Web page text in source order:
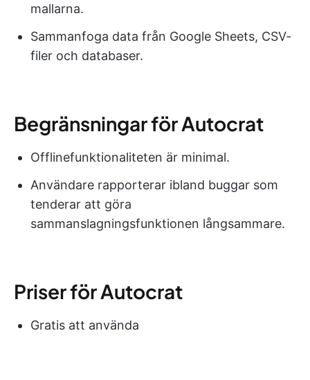
mallarna.
Sammanfoga data från Google Sheets, CSV-
filer och databaser.
Begränsningar för Autocrat
Offlinefunktionaliteten är minimal.
Användare rapporterar ibland buggar som
tenderar att göra
sammanslagningsfunktionen långsammare.
Priser för Autocrat
Gratis att använda